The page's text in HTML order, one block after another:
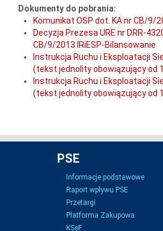
Dokumenty do pobrania:
Komunikat OSP dot. KA nr CB/9/
Decyzja Prezesa URE nr DRR-
CB/9/2013 IRiESP-Bilansowanie
Instrukcja Ruchu i Eksploatacji
(tekst jednolity obowiązujący od
Instrukcja Ruchu i Eksploatacji
(tekst jednolity obowiązujący od
PSE
Informacje podstawowe
Raport wpływu PSE
Przetargi
Platforma Zakupowa
KSeF